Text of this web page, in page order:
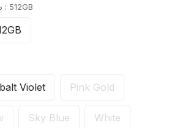
: 512GB
Violet Pink Gold
Sky Blue White